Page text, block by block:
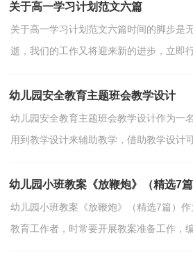
关于高一学习计划范文六篇
关于高一学习计划范文六篇时间的脚步是
逝，我们的工作又将迎来新的进步，立即
幼儿园安全教育主题班会教学设计
幼儿园安全教育主题班会教学设计作为一
用到教学设计来辅助教学，借助教学设计
幼儿园小班教案《放鞭炮》（精选7篇
幼儿园小班教案《放鞭炮》（精选7篇）
教育工作者，时常要开展教案准备工作，